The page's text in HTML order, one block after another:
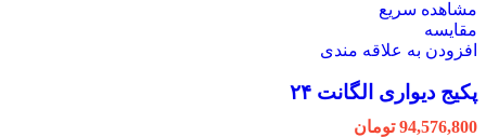
مشاهده سریع
مقایسه
افزودن به علاقه مندی
پکیج دیواری الگانت ۲۴
94,576,800 تومان